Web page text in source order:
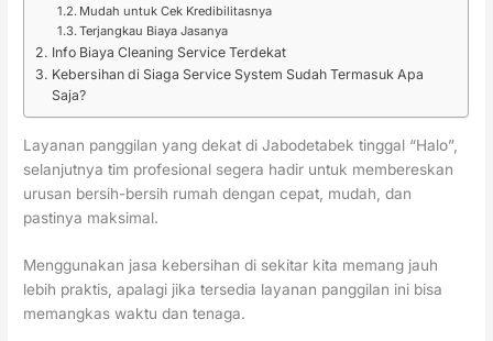
Mudah untuk Cek Kredibilitasnya
Terjangkau Biaya Jasanya
Info Biaya Cleaning Service Terdekat
Kebersihan di Siaga Service System Sudah Termasuk Apa
Saja?
Layanan panggilan yang dekat di Jabodetabek tinggal “Halo”,
selanjutnya tim profesional segera hadir untuk membereskan
urusan bersih-bersih rumah dengan cepat, mudah, dan
pastinya maksimal.
Menggunakan jasa kebersihan di sekitar kita memang jauh
lebih praktis, apalagi jika tersedia layanan panggilan ini bisa
memangkas waktu dan tenaga.